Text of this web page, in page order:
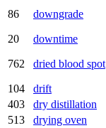
86 downgrade
20 downtime
762 dried blood spot
104 drift
403
dry distillation
513
drying oven